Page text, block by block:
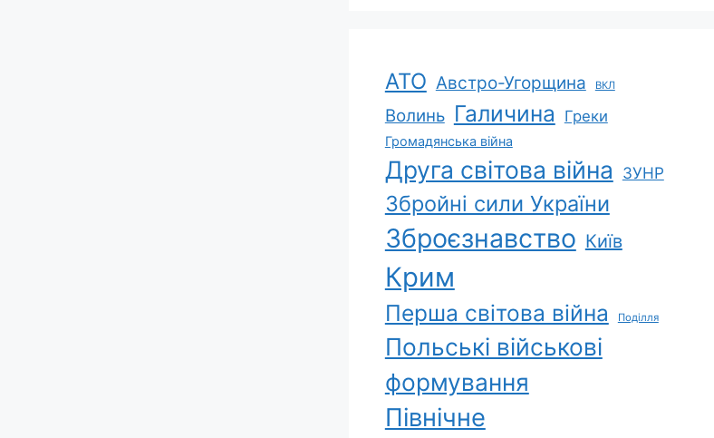
АТО Австро-Угорщина ВКЛ
Волинь Галичина Греки
Громадянська війна
Друга світова війна ЗУНР
Збройні сили України
Зброєзнавство Київ
Крим
Перша світова війна Поділля
Польські військові
формування
Північне